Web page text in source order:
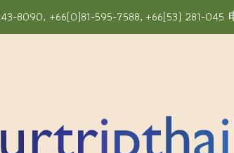
8090, +66(0)81-595-7588, +66(53) 281-045